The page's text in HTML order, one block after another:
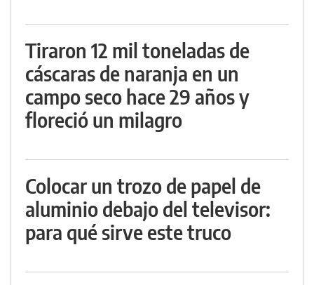
Tiraron 12 mil toneladas de
cáscaras de naranja en un
campo seco hace 29 años y
floreció un milagro
Colocar un trozo de papel de
aluminio debajo del televisor:
para qué sirve este truco